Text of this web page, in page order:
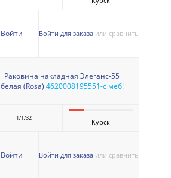
Войти Войти для заказа или сравнить
Раковина накладная Элеганс-55
белая (Rosa) 4620008195551-с меб!
1/1/32 Курск
Войти Войти для заказа или сравнить